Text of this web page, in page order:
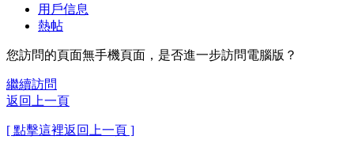
用戶信息
熱帖
您訪問的頁面無手機頁面，是否進一步訪問電腦版？
繼續訪問
返回上一頁
[ 點擊這裡返回上一頁 ]